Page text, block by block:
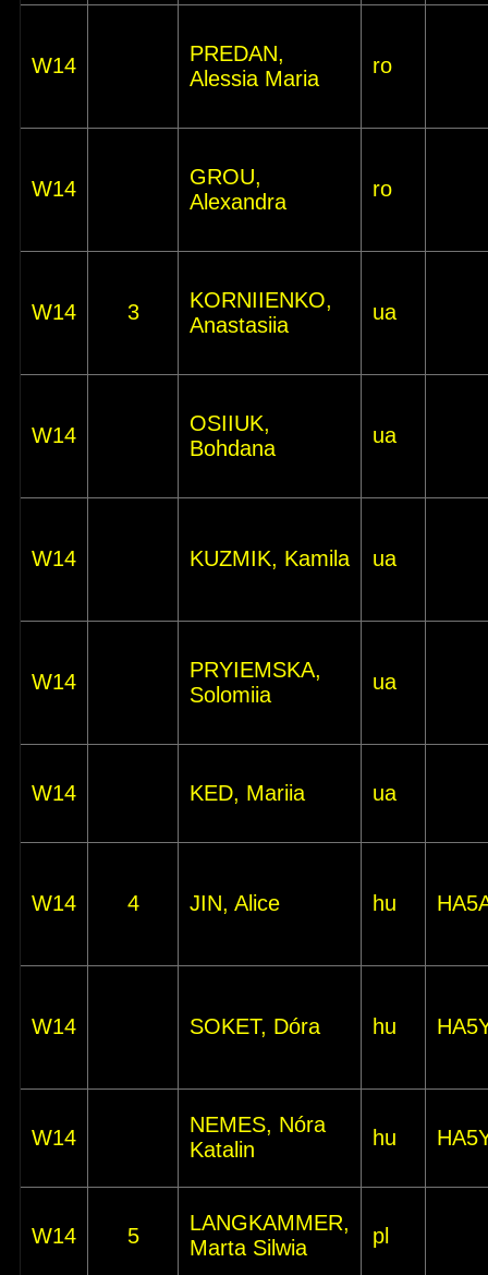
W14
PREDAN,
Alessia Maria
ro
W14
GROU,
Alexandra
ro
W14 3
KORNIIENKO,
Anastasiia
ua
W14
OSIIUK,
Bohdana
ua
W14 KUZMIK, Kamila ua
W14
PRYIEMSKA,
Solomiia
ua
W14 KED, Mariia ua
W14 4 JIN, Alice hu
W14 SOKET, Dóra hu
W14
NEMES, Nóra
Katalin
hu
W14 5
LANGKAMMER,
Marta Silwia
pl